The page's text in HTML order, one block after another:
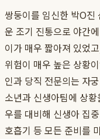
쌍둥이를 임신한 박O
운 조기 진통으로 야간
이가 매우 짧아져 있었
위험이 매우 높은 상황
인과 당직 전문의는 자
소년과 신생아팀에 상
우를 대비해 신생아 집
호흡기 등 모든 준비를